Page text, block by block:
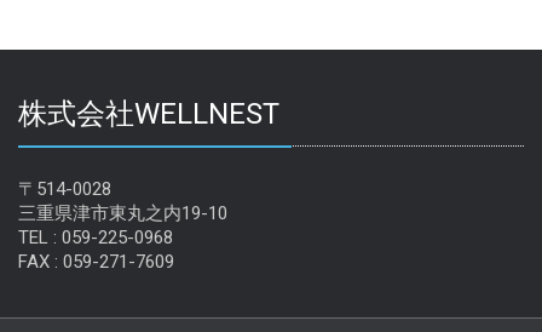
株式会社WELLNEST
〒514-0028
三重県津市東丸之内19-10
TEL : 059-225-0968
FAX : 059-271-7609